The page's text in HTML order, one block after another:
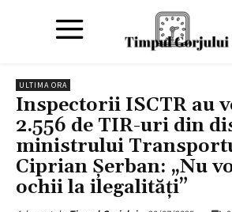
ULTIMA ORA
Inspectorii ISCTR au
2.556 de TIR-uri din
ministrului
Ciprian Șerban: „Nu
ochii la ilegalități”